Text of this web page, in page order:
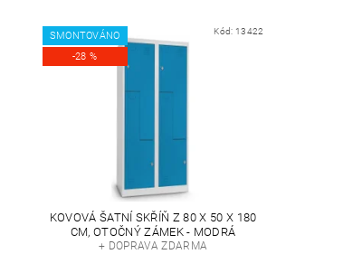
SMONTOVÁNO
-28 %
Kód: 13422
KOVOVÁ ŠATNÍ SKŘÍŇ Z 80 X 50 X 180
CM, OTOČNÝ ZÁMEK - MODRÁ
+ DOPRAVA ZDARMA